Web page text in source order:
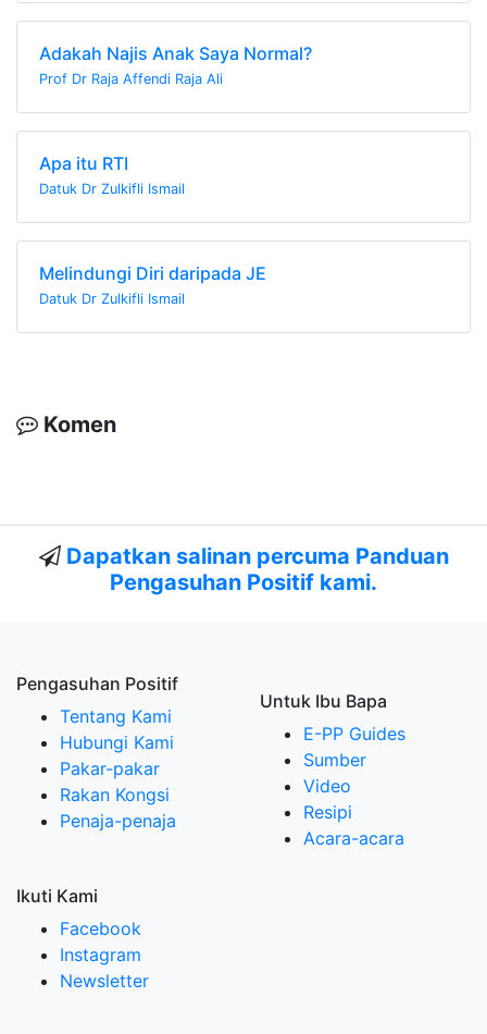
Adakah Najis Anak Saya Normal?
Prof Dr Raja Affendi Raja Ali
Apa itu RTI
Datuk Dr Zulkifli Ismail
Melindungi Diri daripada JE
Datuk Dr Zulkifli Ismail
Komen
Dapatkan salinan percuma Panduan
Pengasuhan Positif kami.
Pengasuhan Positif
Tentang Kami
Hubungi Kami
Pakar-pakar
Rakan Kongsi
Penaja-penaja
Untuk Ibu Bapa
E-PP Guides
Sumber
Video
Resipi
Acara-acara
Ikuti Kami
Facebook
Instagram
Newsletter